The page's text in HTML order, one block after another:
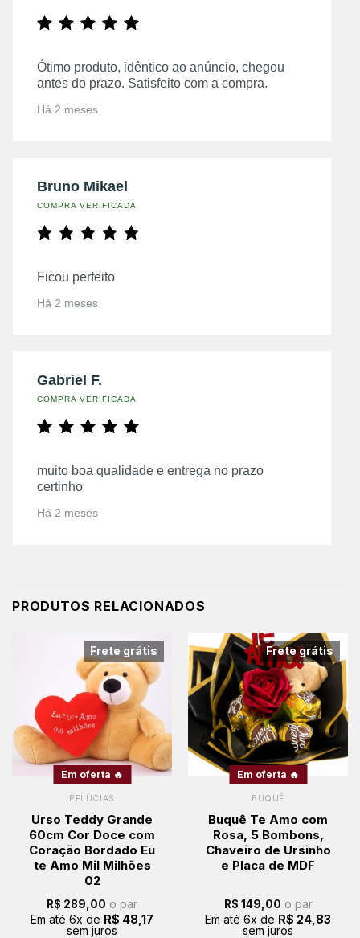
Ótimo produto, idêntico ao anúncio, chegou
antes do prazo. Satisfeito com a compra.
Há 2 meses
Bruno Mikael
COMPRA VERIFICADA
Ficou perfeito
Há 2 meses
Gabriel F.
COMPRA VERIFICADA
muito boa qualidade e entrega no prazo
certinho
Há 2 meses
PRODUTOS RELACIONADOS
Frete grátis
Em oferta 🔥
PELÚCIAS
Urso Teddy Grande
60cm Cor Doce com
Coração Bordado Eu
te Amo Mil Milhões
02
R$ 289,00 o par
Em até 6x de R$ 48,17
sem juros
Frete grátis
Em oferta 🔥
BUQUÊ
Buquê Te Amo com
Rosa, 5 Bombons,
Chaveiro de Ursinho
e Placa de MDF
R$ 149,00 o par
Em até 6x de R$ 24,83
sem juros